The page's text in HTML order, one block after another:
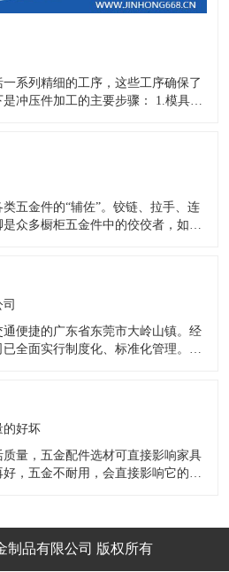
系列精细的工序，这些工序确保了
件加工的主要步骤： 1.模具设
寸后，根据图纸要求选择合适的板
五金件的“辅佐”。铰链、拉手、连
众多橱柜五金件中的佼佼者，如果
症”，站都站不直……五花八门的橱
便捷的广东省东莞市大岭山镇。经
全面实行制度化、标准化管理。从
列更加新颖、美观、更具时代潮流
的好坏
量，五金配件选材可直接影响家具
，五金不耐用，会直接影响它的使
工工艺不同：钳工、表面涂覆处
制品有限公司 版权所有